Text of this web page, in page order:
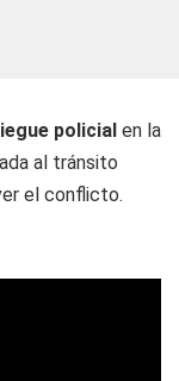
policial en la
al tránsito
el conflicto.